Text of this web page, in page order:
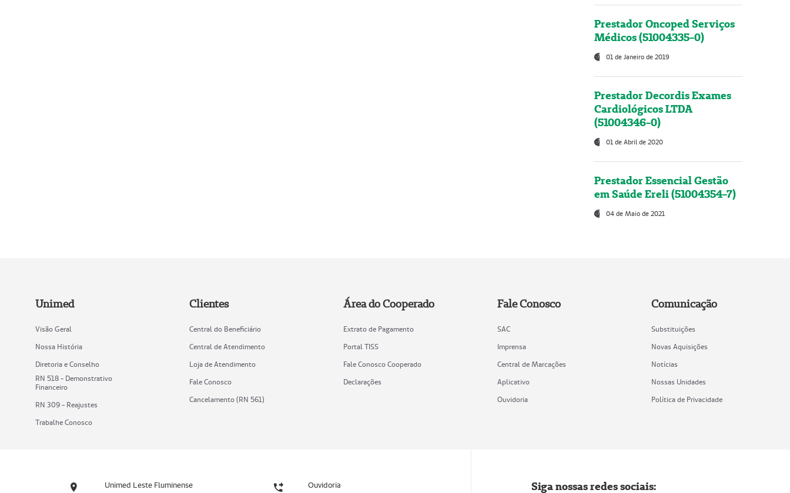
Prestador Oncoped Serviços
Médicos (51004335-0)
01 de Janeiro de 2019
Prestador Decordis Exames
Cardiológicos LTDA
(51004346-0)
01 de Abril de 2020
Prestador Essencial Gestão
em Saúde Ereli (51004354-7)
04 de Maio de 2021
Unimed
Visão Geral
Nossa História
Diretoria e Conselho
RN 518 - Demonstrativo
Financeiro
RN 309 - Reajustes
Trabalhe Conosco
Clientes
Central do Beneficiário
Central de Atendimento
Loja de Atendimento
Fale Conosco
Cancelamento (RN 561)
Área do Cooperado
Extrato de Pagamento
Portal TISS
Fale Conosco Cooperado
Declarações
Fale Conosco
SAC
Imprensa
Central de Marcações
Aplicativo
Ouvidoria
Comunicação
Substituições
Novas Aquisições
Notícias
Nossas Unidades
Política de Privacidade
Unimed Leste Fluminense Ouvidoria Siga nossas redes sociais: